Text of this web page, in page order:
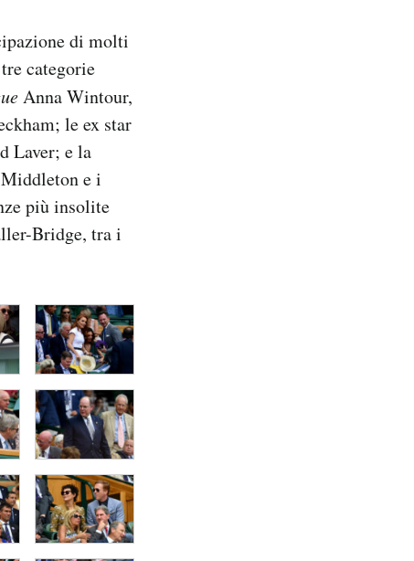
di molti
categorie
Anna Wintour,
le ex star
Laver; e la
e i
più insolite
Bridge, tra i